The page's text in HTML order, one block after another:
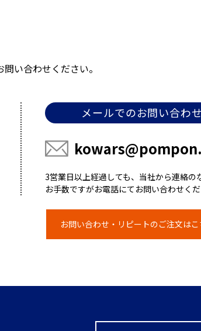
い合わせください。
メールでのお問い合わせ
3営業日以上経過しても、当社から連絡の
お手数ですがお電話にてお問い合わせくだ
お問い合わせ・リピートのご注文はこ